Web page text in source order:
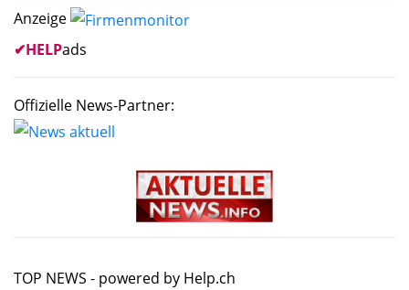
Anzeige
✔HELPads
Offizielle News-Partner:
TOP NEWS - powered by Help.ch